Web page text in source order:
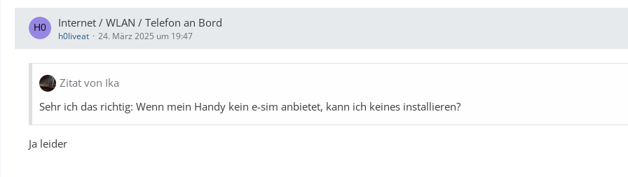
Internet / WLAN / Telefon an Bord
h0liveat 24. März 2025 um 19:47
Zitat von Ika
Sehr ich das richtig: Wenn mein Handy kein e-sim anbietet, kann ich keines installieren?
Ja leider